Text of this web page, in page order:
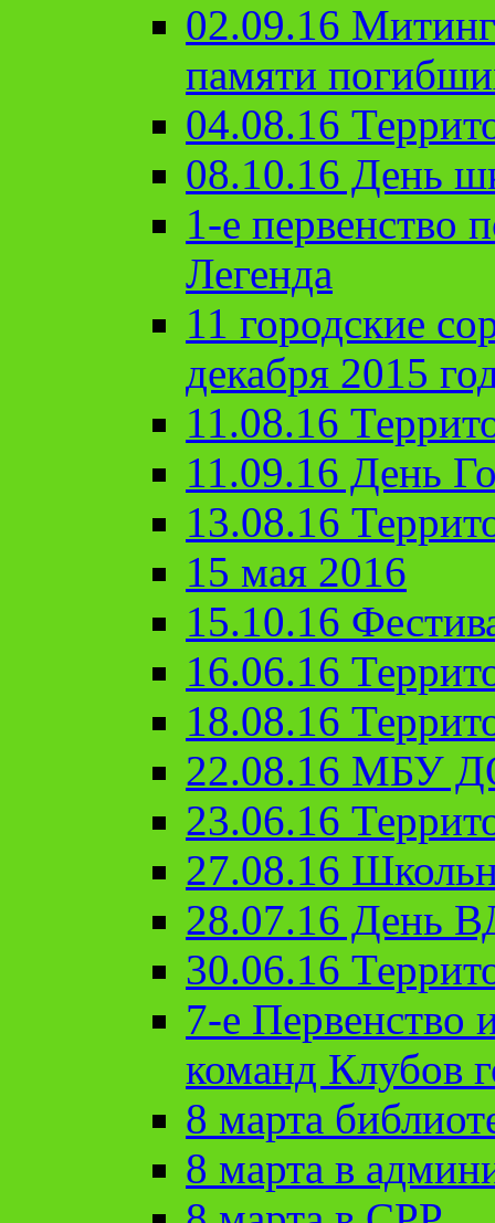
02.09.16
памяти
04.08.16
08.10.16 День
1-е первенство
Легенда
11 городские
декабря 2015
11.08.16
11.09.16 День
13.08.16
15 мая 2016
15.10.16
16.06.16
18.08.16
22.08.16 МБУ
23.06.16
27.08.16
28.07.16 День
30.06.16
7-е Первенство
команд Клубов
8 марта
8 марта в